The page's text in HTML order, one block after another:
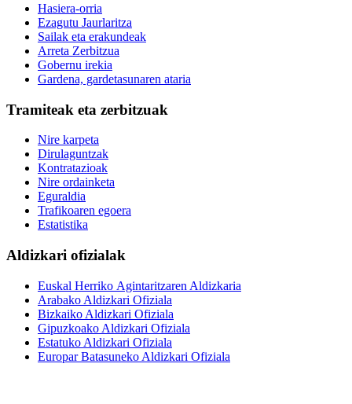
Hasiera-orria
Ezagutu Jaurlaritza
Sailak eta erakundeak
Arreta Zerbitzua
Gobernu irekia
Gardena, gardetasunaren ataria
Tramiteak eta zerbitzuak
Nire karpeta
Dirulaguntzak
Kontratazioak
Nire ordainketa
Eguraldia
Trafikoaren egoera
Estatistika
Aldizkari ofizialak
Euskal Herriko Agintaritzaren Aldizkaria
Arabako Aldizkari Ofiziala
Bizkaiko Aldizkari Ofiziala
Gipuzkoako Aldizkari Ofiziala
Estatuko Aldizkari Ofiziala
Europar Batasuneko Aldizkari Ofiziala